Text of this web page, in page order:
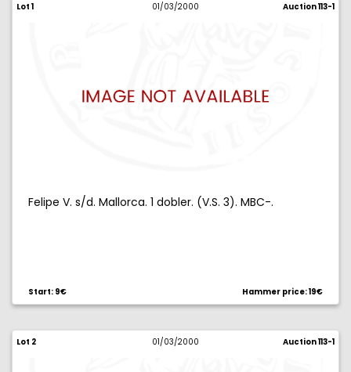
Lot 1 01/03/2000 Auction 113-1
Felipe V. s/d. Mallorca. 1 dobler. (V.S. 3). MBC-.
Start: 9€ Hammer price: 19€
Lot 2 01/03/2000 Auction 113-1